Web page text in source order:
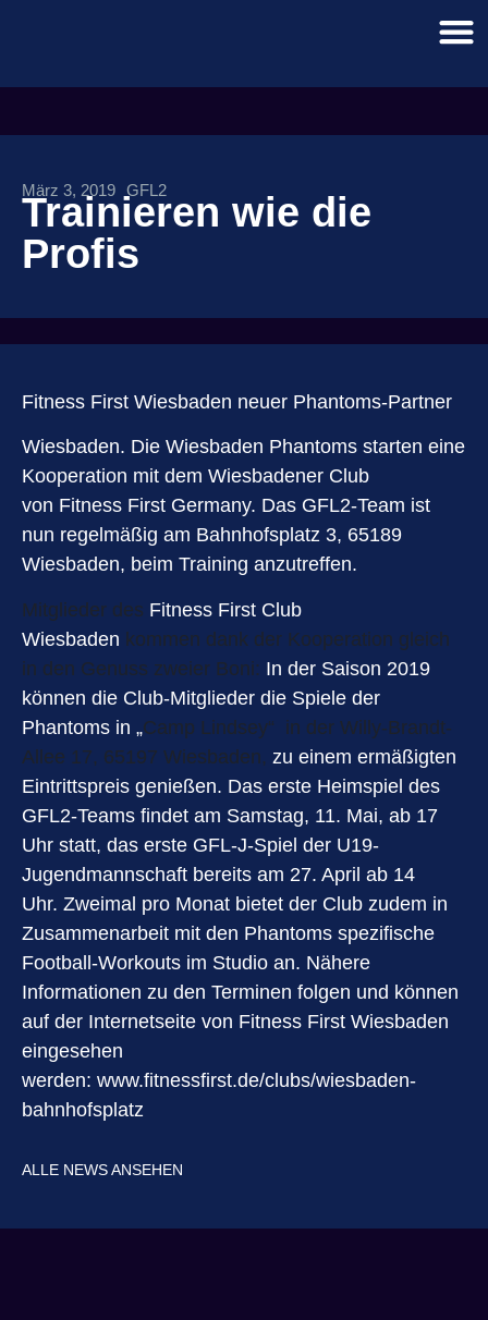
März 3, 2019 GFL2
Trainieren wie die
Profis
Fitness First Wiesbaden neuer Phantoms-Partner
Wiesbaden. Die Wiesbaden Phantoms starten eine
Kooperation mit dem Wiesbadener Club
von Fitness First Germany. Das GFL2-Team ist
nun regelmäßig am Bahnhofsplatz 3, 65189
Wiesbaden, beim Training anzutreffen.
Mitglieder des Fitness First Club
Wiesbaden kommen dank der Kooperation gleich
in den Genuss zweier Boni: In der Saison 2019
können die Club-Mitglieder die Spiele der
Phantoms in „Camp Lindsey“ in der Willy-Brandt-
Allee 17, 65197 Wiesbaden, zu einem ermäßigten
Eintrittspreis genießen. Das erste Heimspiel des
GFL2-Teams findet am Samstag, 11. Mai, ab 17
Uhr statt, das erste GFL-J-Spiel der U19-
Jugendmannschaft bereits am 27. April ab 14
Uhr. Zweimal pro Monat bietet der Club zudem in
Zusammenarbeit mit den Phantoms spezifische
Football-Workouts im Studio an. Nähere
Informationen zu den Terminen folgen und können
auf der Internetseite von Fitness First Wiesbaden
eingesehen
werden: www.fitnessfirst.de/clubs/wiesbaden-
bahnhofsplatz
ALLE NEWS ANSEHEN